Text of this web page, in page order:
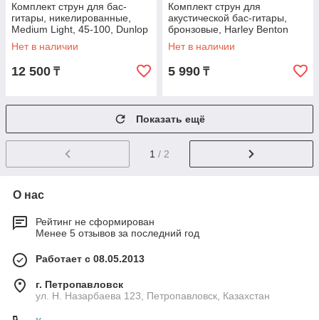
Комплект струн для бас-
гитары, никелированные,
Medium Light, 45-100, Dunlop
DBN45100
Нет в наличии
12 500 ₸
Комплект струн для
акустической бас-гитары,
бронзовые, Harley Benton
Valuestrings A-Bass 45-105
Нет в наличии
5 990 ₸
Показать ещё
1 / 2
О нас
Рейтинг не сформирован
Менее 5 отзывов за последний год
Работает с 08.05.2013
г. Петропавловск
ул. Н. Назарбаева 123, Петропавловск, Казахстан